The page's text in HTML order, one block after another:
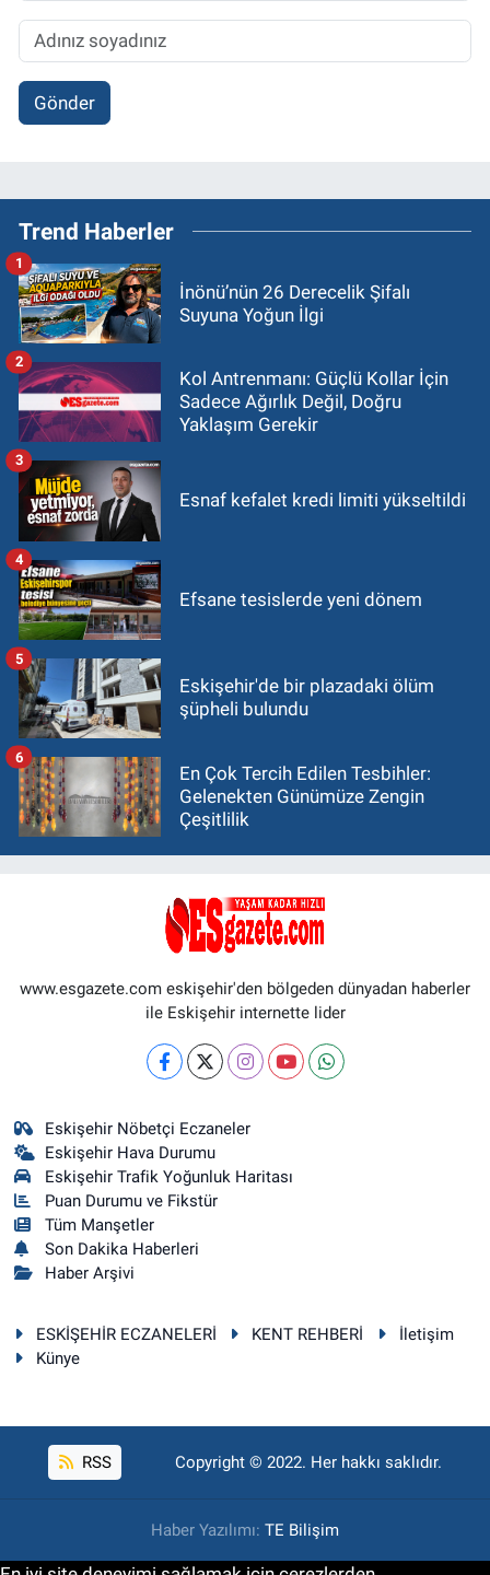
Gönder
Trend Haberler
İnönü’nün 26 Derecelik Şifalı
Suyuna Yoğun İlgi
1
Kol Antrenmanı: Güçlü Kollar İçin
Sadece Ağırlık Değil, Doğru
Yaklaşım Gerekir
2
Esnaf kefalet kredi limiti yükseltildi
3
Efsane tesislerde yeni dönem
4
Eskişehir'de bir plazadaki ölüm
şüpheli bulundu
5
En Çok Tercih Edilen Tesbihler:
Gelenekten Günümüze Zengin
Çeşitlilik
6
www.esgazete.com eskişehir'den bölgeden dünyadan haberler
ile Eskişehir internette lider
Eskişehir Nöbetçi Eczaneler
Eskişehir Hava Durumu
Eskişehir Trafik Yoğunluk Haritası
Puan Durumu ve Fikstür
Tüm Manşetler
Son Dakika Haberleri
Haber Arşivi
ESKİŞEHİR ECZANELERİ KENT REHBERİ
İletişim
Künye
RSS Copyright © 2022. Her hakkı saklıdır.
Haber Yazılımı: TE Bilişim